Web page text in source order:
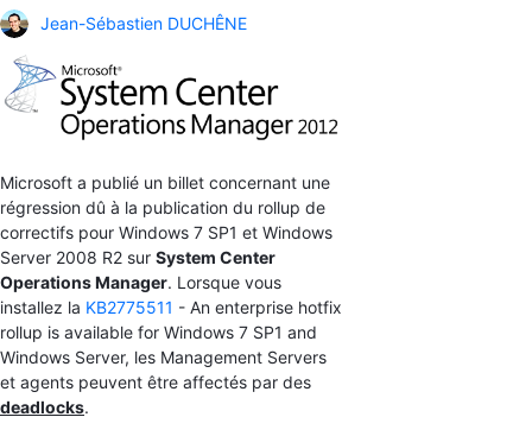
Jean-Sébastien DUCHÊNE
Microsoft a publié un billet concernant une
régression dû à la publication du rollup de
correctifs pour Windows 7 SP1 et Windows
Server 2008 R2 sur System Center
Operations Manager. Lorsque vous
installez la KB2775511 - An enterprise hotfix
rollup is available for Windows 7 SP1 and
Windows Server, les Management Servers
et agents peuvent être affectés par des
deadlocks.